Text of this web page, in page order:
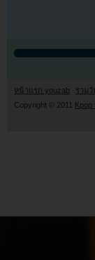
หน้าแรก youzab รวม
Copyright © 2011